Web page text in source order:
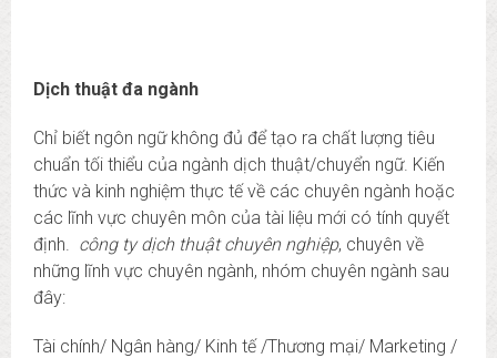
Dịch thuật đa ngành
Chỉ biết ngôn ngữ không đủ để tạo ra chất lượng tiêu
chuẩn tối thiểu của ngành dịch thuật/chuyển ngữ. Kiến
thức và kinh nghiệm thực tế về các chuyên ngành hoặc
các lĩnh vực chuyên môn của tài liệu mới có tính quyết
định. công ty dịch thuật chuyên nghiệp, chuyên về
những lĩnh vực chuyên ngành, nhóm chuyên ngành sau
đây:
Tài chính/ Ngân hàng/ Kinh tế /Thương mại/ Marketing /